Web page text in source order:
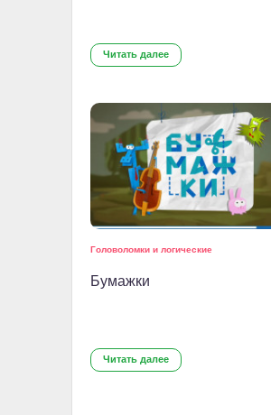
Читать далее
Головоломки и логические
Бумажки
Читать далее